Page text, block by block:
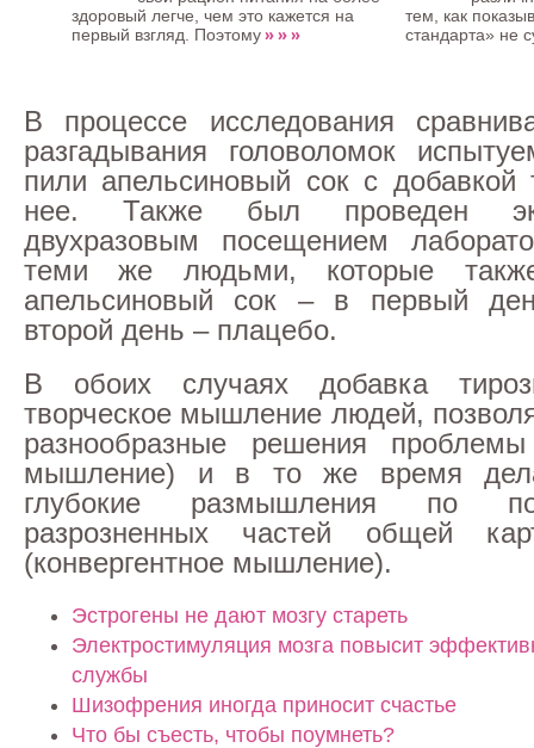
здоровый легче, чем это кажется на
первый взгляд. Поэтому» » »
тем, как
стандарта» не
В процессе исследования
разгадывания головоломок
пили апельсиновый сок с добавкой
нее. Также был проведен
двухразовым посещением
теми же людьми, которые также
апельсиновый сок – в первый
второй день – плацебо.
В обоих случаях добавка
творческое мышление людей,
разнообразные решения проблемы
мышление) и в то же время
глубокие размышления по
разрозненных частей общей
(конвергентное мышление).
Эстрогены не дают мозгу стареть
Электростимуляция мозга повысит
службы
Шизофрения иногда приносит счастье
Что бы съесть, чтобы поумнеть?